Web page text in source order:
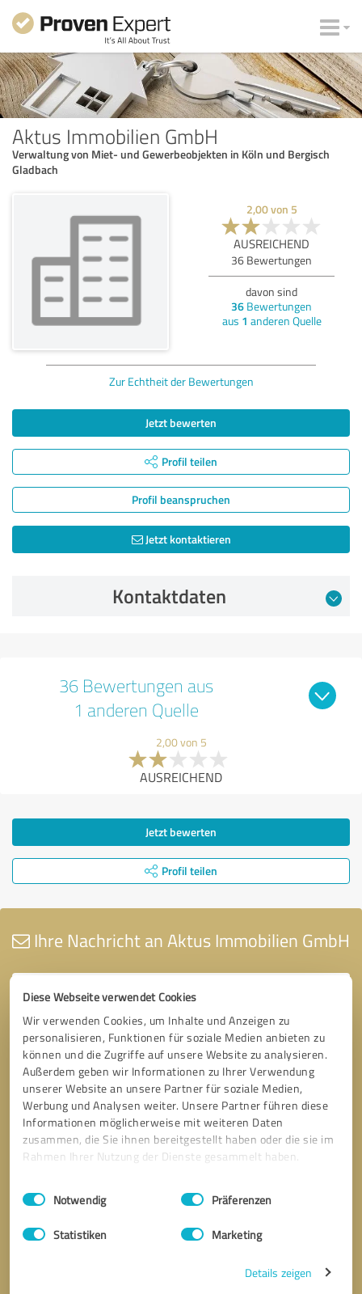
Diese Webseite verwendet Cookies
Wir verwenden Cookies, um Inhalte und Anzeigen zu
personalisieren, Funktionen für soziale Medien anbieten zu
können und die Zugriffe auf unsere Website zu analysieren.
Außerdem geben wir Informationen zu Ihrer Verwendung
unserer Website an unsere Partner für soziale Medien,
Werbung und Analysen weiter. Unsere Partner führen diese
Informationen möglicherweise mit weiteren Daten
zusammen, die Sie ihnen bereitgestellt haben oder die sie im
Rahmen Ihrer Nutzung der Dienste gesammelt haben.
Impressum Datenschutzbestimmungen
Einwilligungsauswahl
Notwendig Präferenzen
Statistiken Marketing
Details zeigen
Aktus Immobilien GmbH
Verwaltung von Miet- und Gewerbeobjekten in Köln und Bergisch
Gladbach
2,00von 5
AUSREICHEND
36 Bewertungen
davon sind
36 Bewertungen
aus 1 anderen Quelle
Zur Echtheit der Bewertungen
Jetzt bewerten
Profil teilen
Profil beanspruchen
Jetzt kontaktieren
Kontaktdaten
36 Bewertungen aus
1 anderen Quelle
2,00 von 5
AUSREICHEND
Jetzt bewerten
Profil teilen
Ihre Nachricht an Aktus Immobilien GmbH